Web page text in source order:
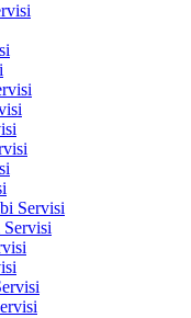
Servisi